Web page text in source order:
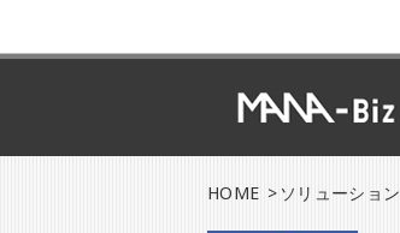
HOME ソリューション